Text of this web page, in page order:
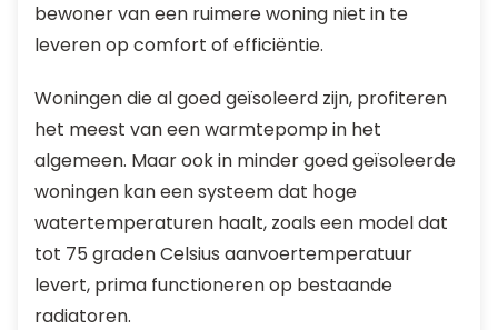
bewoner van een ruimere woning niet in te
leveren op comfort of efficiëntie.
Woningen die al goed geïsoleerd zijn, profiteren
het meest van een warmtepomp in het
algemeen. Maar ook in minder goed geïsoleerde
woningen kan een systeem dat hoge
watertemperaturen haalt, zoals een model dat
tot 75 graden Celsius aanvoertemperatuur
levert, prima functioneren op bestaande
radiatoren.